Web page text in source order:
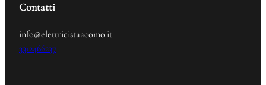
Contatti
info@elettricistaacomo.it
3312466237